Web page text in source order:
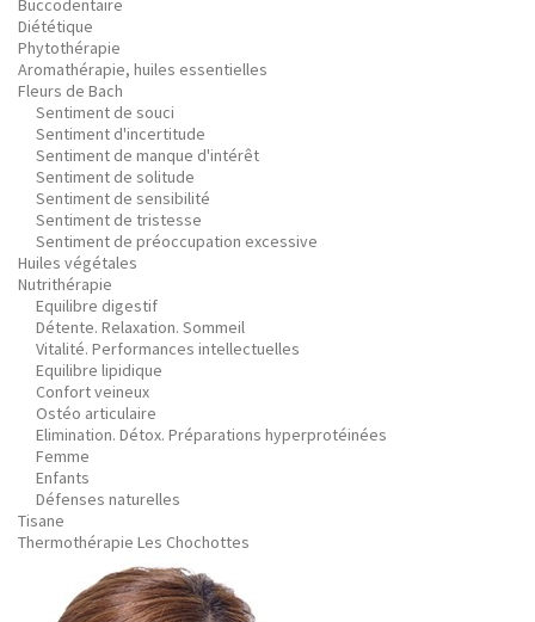
Buccodentaire
Diététique
Phytothérapie
Aromathérapie, huiles essentielles
Fleurs de Bach
Sentiment de souci
Sentiment d'incertitude
Sentiment de manque d'intérêt
Sentiment de solitude
Sentiment de sensibilité
Sentiment de tristesse
Sentiment de préoccupation excessive
Huiles végétales
Nutrithérapie
Equilibre digestif
Détente. Relaxation. Sommeil
Vitalité. Performances intellectuelles
Equilibre lipidique
Confort veineux
Ostéo articulaire
Elimination. Détox. Préparations hyperprotéinées
Femme
Enfants
Défenses naturelles
Tisane
Thermothérapie Les Chochottes